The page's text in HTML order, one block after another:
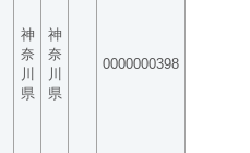
神
奈
川
県
神
奈
川
県
0000000398